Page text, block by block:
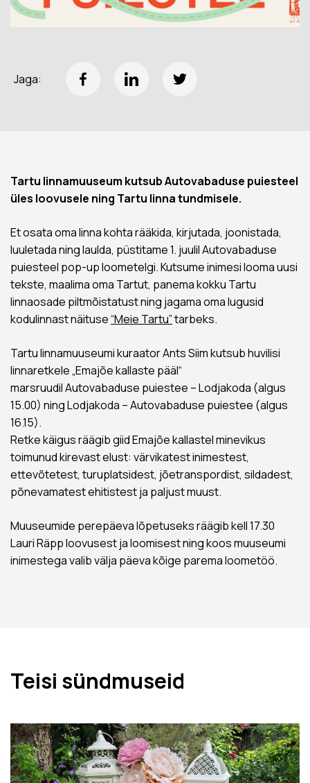
Jaga:
Tartu linnamuuseum kutsub Autovabaduse puiesteel
üles loovusele ning Tartu linna tundmisele.
Et osata oma linna kohta rääkida, kirjutada, joonistada,
luuletada ning laulda, püstitame 1. juulil Autovabaduse
puiesteel pop-up loometelgi. Kutsume inimesi looma uusi
tekste, maalima oma Tartut, panema kokku Tartu
linnaosade piltmõistatust ning jagama oma lugusid
kodulinnast näituse“Meie Tartu”tarbeks.
Tartu linnamuuseumi kuraator Ants Siim kutsub huvilisi
linnaretkele „Emajõe kallaste pääl“
marsruudil Autovabaduse puiestee – Lodjakoda (algus
15.00) ning Lodjakoda – Autovabaduse puiestee (algus
16.15).
Retke käigus räägib giid Emajõe kallastel minevikus
toimunud kirevast elust: värvikatest inimestest,
ettevõtetest, turuplatsidest, jõetranspordist, sildadest,
põnevamatest ehitistest ja paljust muust.
Muuseumide perepäeva lõpetuseks räägib kell 17.30
Lauri Räpp loovusest ja loomisest ning koos muuseumi
inimestega valib välja päeva kõige parema loometöö.
Teisi sündmuseid